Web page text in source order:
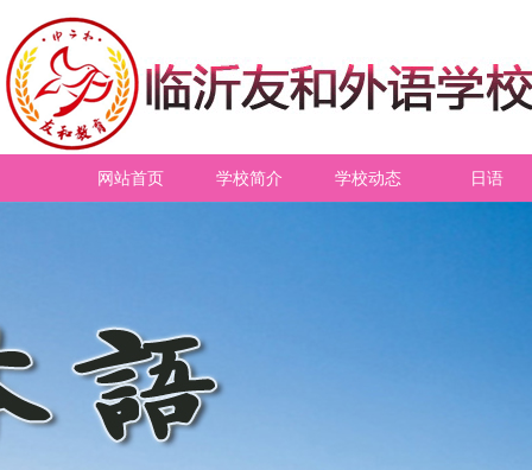
网站首页 学校简介 学校动态 日语